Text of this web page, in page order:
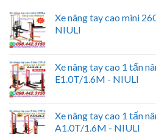
Xe nâng tay cao mini
NIULI
Xe nâng tay cao 1 tấn
E1.0T/1.6M - NIULI
Xe nâng tay cao 1 tấn
A1.0T/1.6M - NIULI